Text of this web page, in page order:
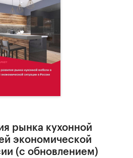
рынка кухонной
экономической
(с обновлением)